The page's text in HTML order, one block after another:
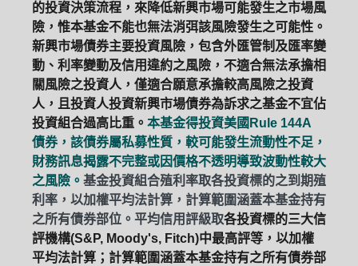
的投資決策流程，來降低新興市場可能發生之市場風
險，惟本基金不能也無法消弭該風險發生之可能性。
新興市場債券主要投資風險，包含外匯管制及匯率變
動、利率變動及信用違約之風險，不適合無法承擔相
關風險之投資人，僅適合願意承擔較高風險之投資
人，且投資人投資新興市場債券為訴求之基金不宜佔
投資組合過高比重。 本基金得投資美國Rule 144A
債券，該債券屬私募性質，較可能發生流動性不足，
財務訊息揭露不完整或因價格不透明導致波動性較大
之風險。 基金投資組合殖利率取各投資標的之到期殖
利率，以加權平均法計算，計算範圍涵蓋本基金持有
之所有債券部位。平均信用評級取各投資標的三大信
評機構(S&P, Moody's, Fitch)中最高評等，以加權
平均法計算；計算範圍涵蓋本基金持有之所有債券部